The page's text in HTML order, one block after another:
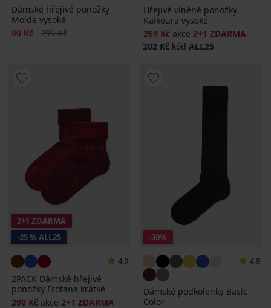
Dámské hřejivé ponožky
Molde vysoké
Sleva
90 Kč Původní cena
299 Kč
Hřejivé vlněné ponožky
Kaikoura vysoké
269 Kč akce 2+1 ZDARMA
202 Kč kód ALL25
2+1 ZDARMA
-25 % ALL25
4,9
2PACK Dámské hřejivé
ponožky Frotana krátké
299 Kč akce 2+1 ZDARMA
-30%
4,9
Dámské podkolenky Basic
Color